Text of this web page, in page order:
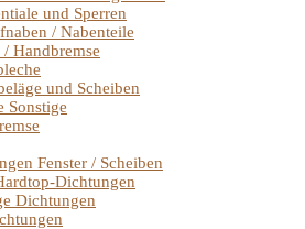
und Sperren
/ Nabenteile
Handbremse
und Scheiben
Sonstige
Fenster / Scheiben
Dichtungen
Dichtungen